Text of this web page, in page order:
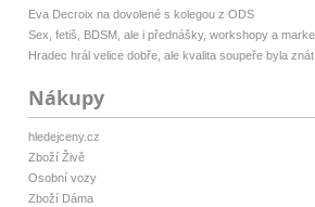
Eva Decroix na dovolené s kolegou z ODS
Sex, fetiš, BDSM, ale i přednášky, workshopy a
Hradec hrál velice dobře, ale kvalita soupeře byla
Nákupy
hledejceny.cz
Zboží Živě
Osobní vozy
Zboží Dáma